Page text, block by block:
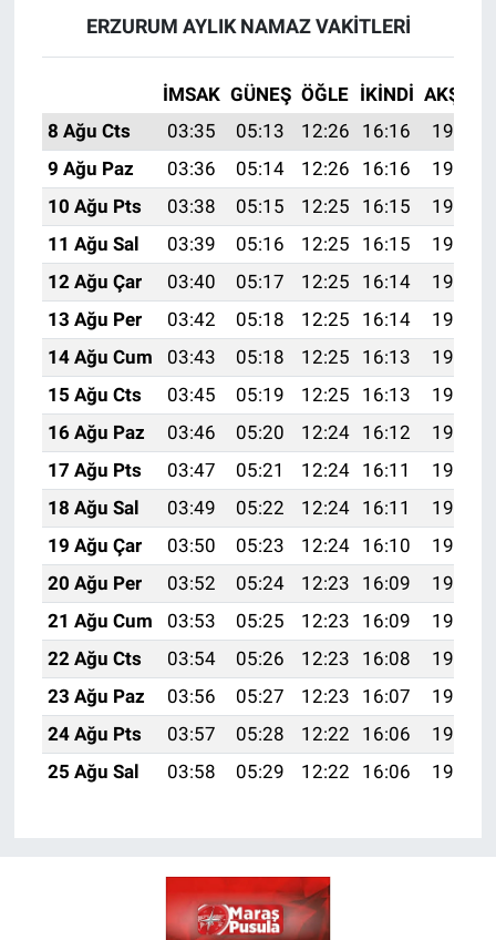
ERZURUM AYLIK NAMAZ VAKITLERI
İMSAK GÜNEŞ ÖĞLE İKINDI AKŞAM
8 Ağu Cts
03:35 05:13 12:26 16:16
19:29
9 Ağu Paz
03:36 05:14 12:26 16:16
19:27
10 Ağu Pts
03:38 05:15 12:25 16:15
19:26
11 Ağu Sal
03:39 05:16 12:25 16:15
19:25
12 Ağu Çar
03:40 05:17 12:25 16:14
19:24
13 Ağu Per
03:42 05:18 12:25 16:14
19:22
14 Ağu Cum
03:43 05:18 12:25 16:13
19:21
15 Ağu Cts
03:45 05:19 12:25 16:13
19:20
16 Ağu Paz
03:46 05:20 12:24 16:12
19:18
17 Ağu Pts
03:47 05:21 12:24 16:11
19:17
18 Ağu Sal
03:49 05:22 12:24 16:11
19:16
19 Ağu Çar
03:50 05:23 12:24 16:10
19:14
20 Ağu Per
03:52 05:24 12:23 16:09
19:13
21 Ağu Cum
03:53 05:25 12:23 16:09
19:11
22 Ağu Cts
03:54 05:26 12:23 16:08
19:10
23 Ağu Paz
03:56 05:27 12:23 16:07
19:08
24 Ağu Pts
03:57 05:28 12:22 16:06
19:07
25 Ağu Sal
03:58 05:29 12:22 16:06 19:05